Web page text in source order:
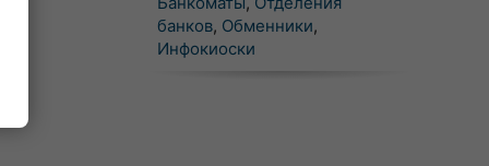
банков, Обменники,
Инфокиоски